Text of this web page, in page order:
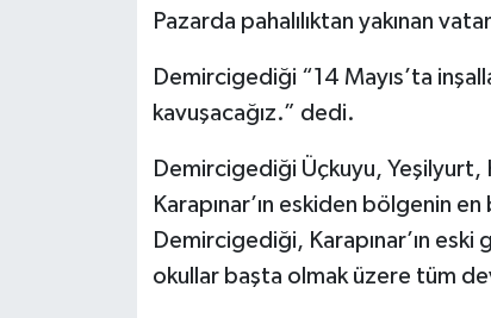
Pazarda pahalılıktan yakınan
Demircigediği “14 Mayıs’ta
kavuşacağız.” dedi.
Demircigediği Üçkuyu,
Karapınar’ın eskiden bölgenin
Demircigediği, Karapınar’ın
okullar başta olmak üzere tüm